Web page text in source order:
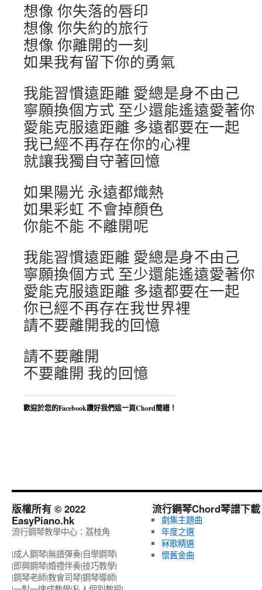
想像 你失落的唇印
想像 你失約的旅行
想像 你離開的一刻
如果我有留下你的勇氣
我能習慣遠距離 愛總是身不由己
寧願換個方式 至少還能遙遠愛著你
愛能克服遠距離 多遠都要在一起
我已經不再存在你的心裡
就讓我獨自守著回憶
如果陽光 永遠都熾熱
如果彩虹 不會掉顏色
你能不能 不離開呢
我能習慣遠距離 愛總是身不由己
寧願換個方式 至少還能遙遠愛著你
愛能克服遠距離 多遠都要在一起
你已經不再存在我世界裡
請不要離開我的回憶
請不要離開
不要離開 我的回憶
歡迎於您的Facebook讚好我們這一頁Chord簡譜！
版權所有 © 2022
EasyPiano.hk
流行鋼琴教學中心：荔枝角
|成人鋼琴|無譜彈奏|自學鋼琴|
|即興鋼琴|婚禮伴奏|技巧教學|
|鋼琴老師|教會司琴|鋼琴導師|
流行鋼琴Chord琴譜下載
劇集主題曲
年度之選
冧歌精選
懷舊金曲